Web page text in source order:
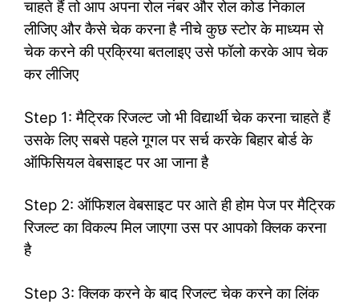
चाहते हैं तो आप अपना रोल नंबर और रोल कोड निकाल
लीजिए और कैसे चेक करना है नीचे कुछ स्टोर के माध्यम से
चेक करने की प्रक्रिया बतलाइए उसे फॉलो करके आप चेक
कर लीजिए
Step 1: मैट्रिक रिजल्ट जो भी विद्यार्थी चेक करना चाहते हैं
उसके लिए सबसे पहले गूगल पर सर्च करके बिहार बोर्ड के
ऑफिसियल वेबसाइट पर आ जाना है
Step 2: ऑफिशल वेबसाइट पर आते ही होम पेज पर मैट्रिक
रिजल्ट का विकल्प मिल जाएगा उस पर आपको क्लिक करना
है
Step 3: क्लिक करने के बाद रिजल्ट चेक करने का लिंक